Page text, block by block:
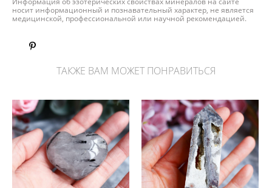
носит информационный и познавательный характер, не является
медицинской, профессиональной или научной рекомендацией.
ТАКЖЕ ВАМ МОЖЕТ ПОНРАВИТЬСЯ